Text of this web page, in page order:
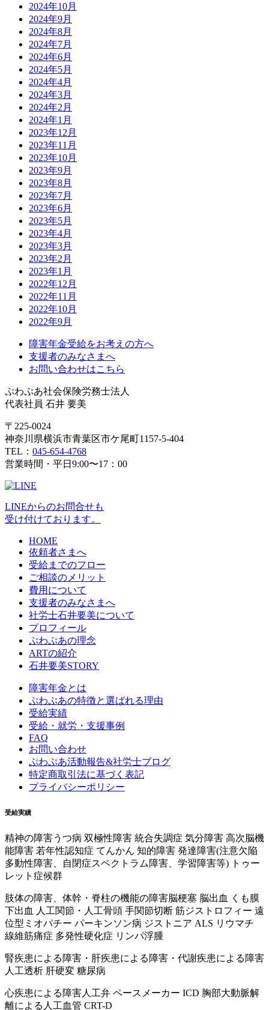
2024年10月
2024年9月
2024年8月
2024年7月
2024年6月
2024年5月
2024年4月
2024年3月
2024年2月
2024年1月
2023年12月
2023年11月
2023年10月
2023年9月
2023年8月
2023年7月
2023年6月
2023年5月
2023年4月
2023年3月
2023年2月
2023年1月
2022年12月
2022年11月
2022年10月
2022年9月
障害年金受給をお考えの方へ
支援者のみなさまへ
お問い合わせはこちら
ぷわぷあ社会保険労務士法人
代表社員 石井 要美
〒225-0024
神奈川県横浜市青葉区市ケ尾町1157-5-404
TEL： 045-654-4768
営業時間・平日9:00〜17：00
LINEからのお問合せも
受け付けております。
HOME
依頼者さまへ
受給までのフロー
ご相談のメリット
費用について
支援者のみなさまへ
社労士石井要美について
プロフィール
ぷわぷあの理念
ARTの紹介
石井要美STORY
障害年金とは
ぷわぷあの特徴と選ばれる理由
受給実績
受給・就労・支援事例
FAQ
お問い合わせ
ぷわぷあ活動報告&社労士ブログ
特定商取引法に基づく表記
プライバシーポリシー
受給実績
精神の障害うつ病 双極性障害 統合失調症 気分障害 高次脳機
能障害 若年性認知症 てんかん 知的障害 発達障害(注意欠陥
多動性障害、自閉症スペクトラム障害、学習障害等) トゥー
レット症候群
肢体の障害、体幹・脊柱の機能の障害脳梗塞 脳出血 くも膜
下出血 人工関節・人工骨頭 手関節切断 筋ジストロフィー 遠
位型ミオパチー パーキンソン病 ジストニア ALS リウマチ
線維筋痛症 多発性硬化症 リンパ浮腫
腎疾患による障害・肝疾患による障害・代謝疾患による障害
人工透析 肝硬変 糖尿病
心疾患による障害人工弁 ペースメーカー ICD 胸部大動脈解
離による人工血管 CRT-D